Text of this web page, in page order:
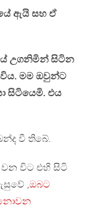
ඇයි සහ ඒ
උගනිමින් සිටින
විය. මම ඔවුන්ට
සිටියෙමි. එය
වී තිබේ.
වන විට එහි සිටි
,ඔබට
නොවන